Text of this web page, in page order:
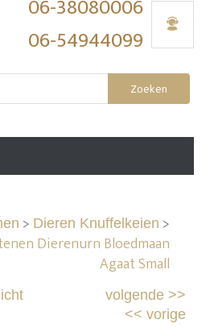
06-38080006
06-54944099
Zoeken
> Dieren Knuffelkeien >
Dierenurn Bloedmaan
Agaat Small
volgende>>
<< vorige